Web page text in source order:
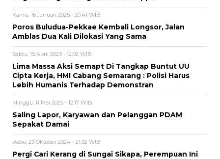
Kamis, 16 Januari 2025 - 20:41 WIB
Poros Buludua-Pekkae Kembali Longsor, Jalan
Amblas Dua Kali Dilokasi Yang Sama
Sabtu, 15 April 2023 - 12:02 WIB
Lima Massa Aksi Semapt Di Tangkap Buntut UU
Cipta Kerja, HMI Cabang Semarang : Polisi Harus
Lebih Humanis Terhadap Demonstran
Minggu, 11 Mei 2025 - 12:17 WIB
Saling Lapor, Karyawan dan Pelanggan PDAM
Sepakat Damai
Rabu, 23 Oktober 2024 - 21:32 WIB
Pergi Cari Kerang di Sungai Sikapa, Perempuan Ini